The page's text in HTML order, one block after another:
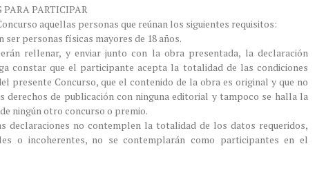
PARA PARTICIPAR
aquellas personas que reúnan los siguientes requisitos:
personas físicas mayores de 18 años.
rellenar, y enviar junto con la obra presentada, la declaración
constar que el participante acepta la totalidad de las condiciones
presente Concurso, que el contenido de la obra es original y que no
derechos de publicación con ninguna editorial y tampoco se halla la
ningún otro concurso o premio.
declaraciones no contemplen la totalidad de los datos requeridos,
o incoherentes, no se contemplarán como participantes en el